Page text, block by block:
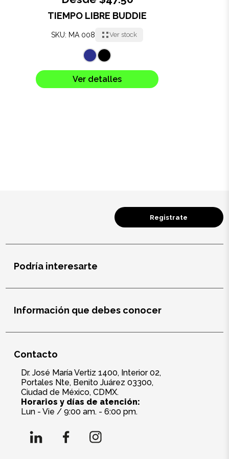
Tecnología
Mascotas
Sublimación
TIEMPO LIBRE BUDDIE
SKU: MA 008 Ver stock
Ver detalles
Registrate
Podría interesarte
Información que debes conocer
Contacto
Dr. José María Vertiz 1400, Interior 02,
Portales Nte, Benito Juárez 03300,
Ciudad de México, CDMX.
Horarios y días de atención:
Lun - Vie / 9:00 am. - 6:00 pm.